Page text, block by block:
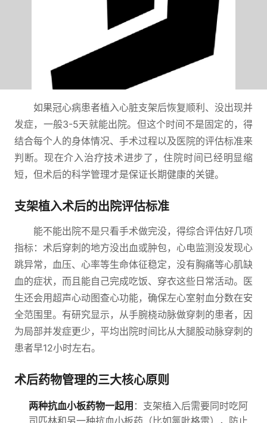
如果冠心病患者植入心脏支架后恢复顺利、没出现并
发症，一般3-5天就能出院。但这个时间不是固定的，得
结合每个人的身体情况、手术过程以及医院的评估标准来
判断。现在介入治疗技术进步了，住院时间已经明显缩
短，但术后的科学管理才是保证长期健康的关键。
支架植入术后的出院评估标准
能不能出院不是只看手术做完没，得综合评估好几项
指标：术后穿刺的地方没出血或肿包，心电监测没发现心
跳异常，血压、心率等生命体征稳定，没有胸痛等心肌缺
血的症状，而且能自己完成吃饭、穿衣这些日常活动。医
生还会用超声心动图查心功能，确保左心室射血分数在安
全范围里。有研究显示，从手腕桡动脉做穿刺的患者，因
为局部并发症更少，平均出院时间比从大腿股动脉穿刺的
患者早12小时左右。
术后药物管理的三大核心原则
两种抗血小板药物一起用 ：支架植入后需要同时吃阿
司匹林和另一种抗血小板药（比如氯吡格雷），防止